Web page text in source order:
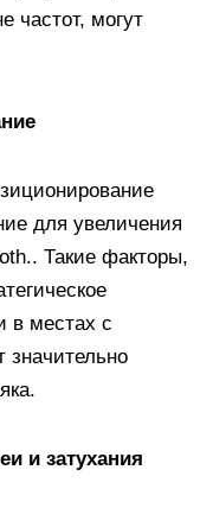
частот, могут
для увеличения
Такие факторы,
в местах с
и затухания